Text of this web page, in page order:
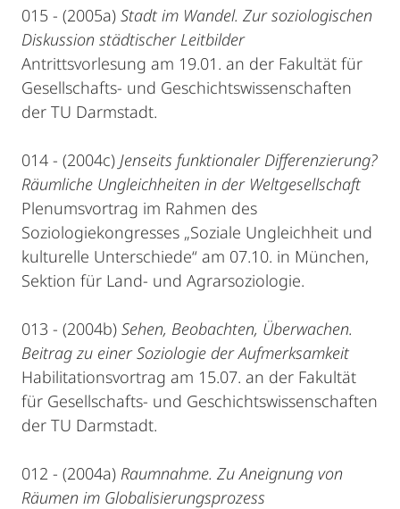
015 - (2005a) Stadt im Wandel. Zur soziologischen
Diskussion städtischer Leitbilder
Antrittsvorlesung am 19.01. an der Fakultät für
Gesellschafts- und Geschichtswissenschaften
der TU Darmstadt.
014 - (2004c) Jenseits funktionaler Differenzierung?
Räumliche Ungleichheiten in der Weltgesellschaft
Plenumsvortrag im Rahmen des
Soziologiekongresses „Soziale Ungleichheit und
kulturelle Unterschiede“ am 07.10. in München,
Sektion für Land- und Agrarsoziologie.
013 - (2004b) Sehen, Beobachten, Überwachen.
Beitrag zu einer Soziologie der Aufmerksamkeit
Habilitationsvortrag am 15.07. an der Fakultät
für Gesellschafts- und Geschichtswissenschaften
der TU Darmstadt.
012 - (2004a) Raumnahme. Zu Aneignung von
Räumen im Globalisierungsprozess